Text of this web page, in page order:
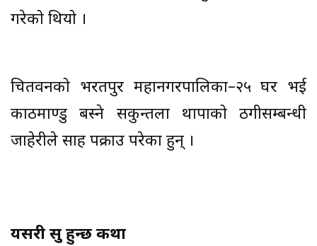
गरेको थियो ।
चितवनको भरतपुर महानगरपालिका–२५ घर भई
काठमाण्डु बस्ने सकुन्तला थापाको ठगीसम्बन्धी
जाहेरीले साह पक्राउ परेका हुन् ।
यसरी सुरु हुन्छ कथा